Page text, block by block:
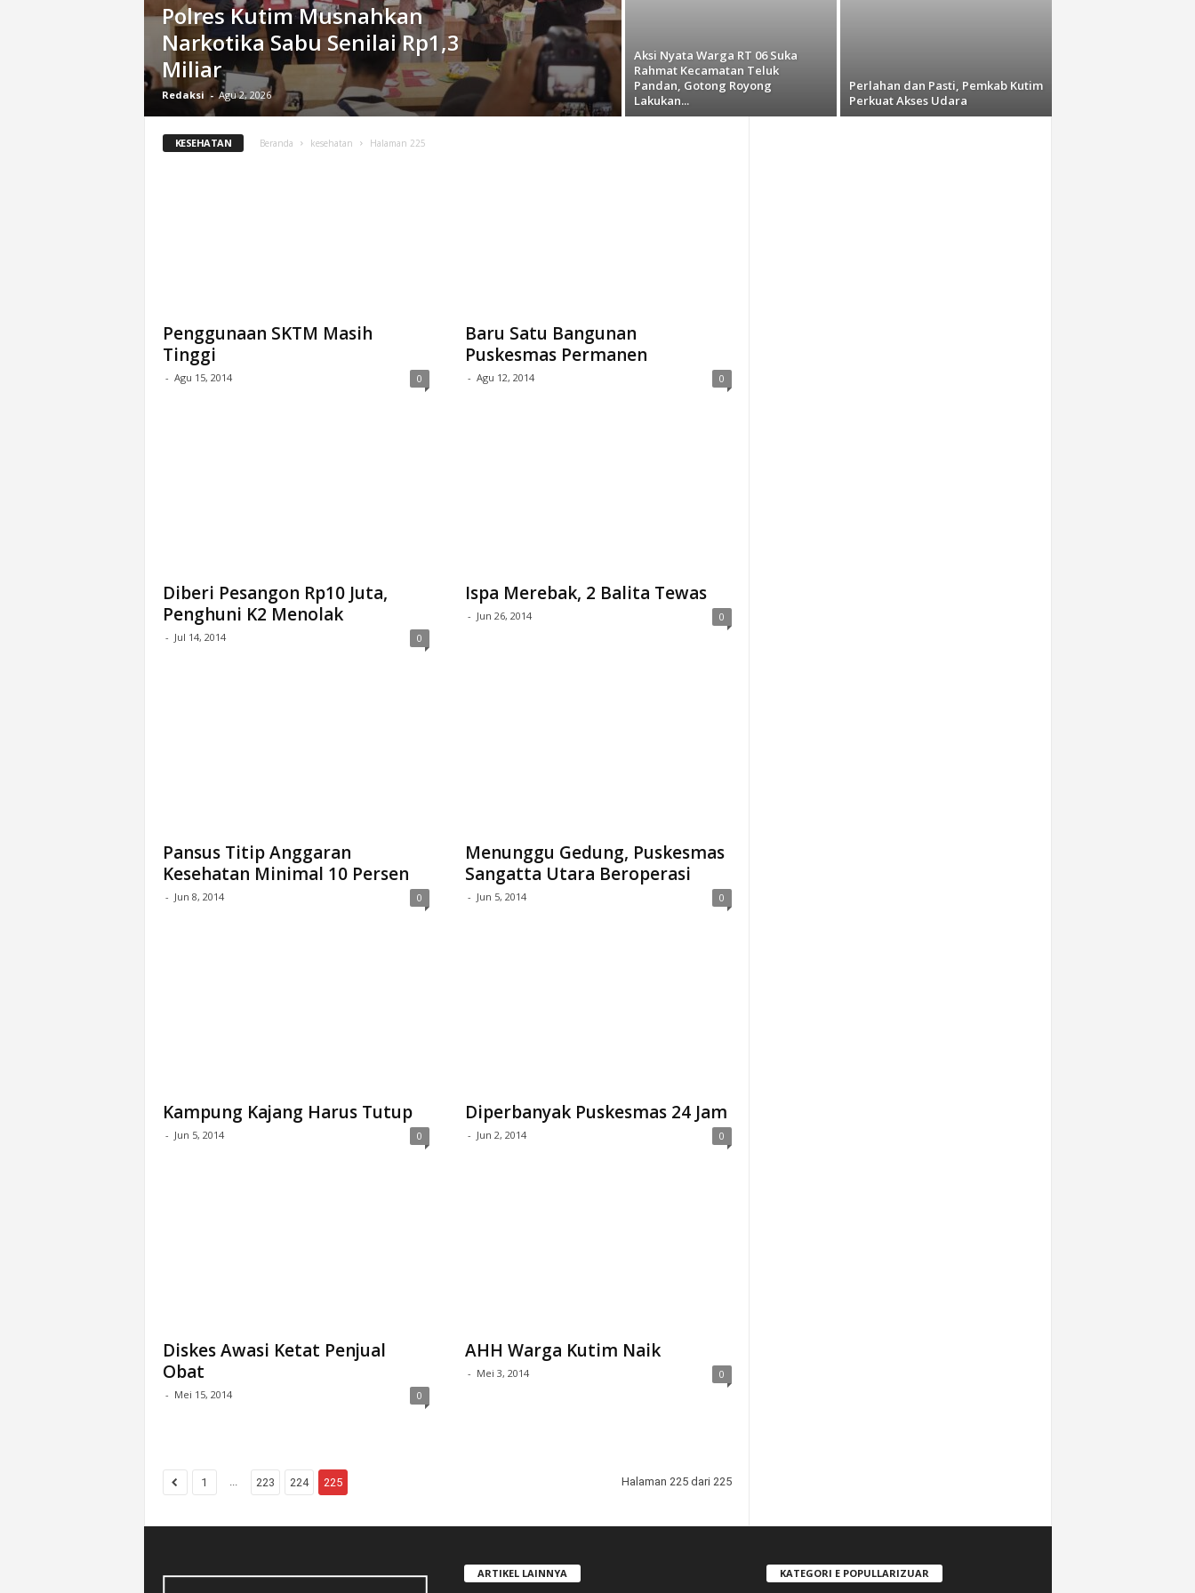
n
k
u
Polres Kutim Musnahkan
Narkotika Sabu Senilai Rp1,3
Miliar
Redaksi - Agu 2, 2026
Aksi Nyata Warga RT 06 Suka
Rahmat Kecamatan Teluk
Pandan, Gotong Royong
Lakukan...
Perlahan dan Pasti, Pemkab Kutim
Perkuat Akses Udara
KESEHATAN Beranda kesehatan Halaman 225
Penggunaan SKTM Masih
Tinggi
- Agu 15, 2014 0
Baru Satu Bangunan
Puskesmas Permanen
- Agu 12, 2014 0
Diberi Pesangon Rp10 Juta,
Penghuni K2 Menolak
- Jul 14, 2014 0
Ispa Merebak, 2 Balita Tewas
- Jun 26, 2014 0
Pansus Titip Anggaran
Kesehatan Minimal 10 Persen
- Jun 8, 2014 0
Menunggu Gedung, Puskesmas
Sangatta Utara Beroperasi
- Jun 5, 2014 0
Kampung Kajang Harus Tutup
- Jun 5, 2014 0
Diperbanyak Puskesmas 24 Jam
- Jun 2, 2014 0
Diskes Awasi Ketat Penjual
Obat
- Mei 15, 2014 0
AHH Warga Kutim Naik
- Mei 3, 2014 0
1 ... 223 224 225 Halaman 225 dari 225
ARTIKEL LAINNYA KATEGORI E POPULLARIZUAR